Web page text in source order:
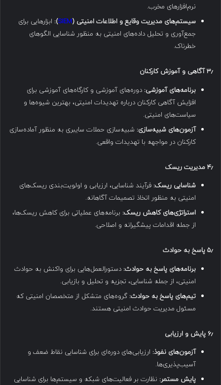
نرم‌افزارهای مخرب.
سیستم‌های مدیریت وقایع و اطلاعات امنیتی (SIEM
): ابزارهایی برای
جمع‌آوری و تحلیل داده‌های امنیتی به منظور شناسایی الگوهای
خطرناک.
۳٫ آگاهی و آموزش کارکنان
برنامه‌های آموزشی: دوره‌های آموزشی و کارگاه‌های آموزشی برای
افزایش آگاهی کارکنان درباره تهدیدات امنیتی، بهترین شیوه‌ها و
سیاست‌های امنیتی.
آزمون‌های شبیه‌سازی: شبیه‌سازی حملات سایبری به منظور آماده‌سازی
کارکنان در مواجهه با تهدیدات واقعی.
۴٫ مدیریت ریسک
شناسایی ریسک: فرآیند شناسایی، ارزیابی و اولویت‌بندی ریسک‌های
امنیتی به منظور اتخاذ تصمیمات آگاهانه.
استراتژی‌های کاهش ریسک: برنامه‌های عملیاتی برای کاهش ریسک‌ها،
از جمله اقدامات پیشگیرانه و اصلاحی.
۵٫ پاسخ به حوادث
برنامه‌های پاسخ به حوادث: دستورالعمل‌هایی برای واکنش به حوادث
امنیتی، از جمله شناسایی، تجزیه و تحلیل و بازیابی.
تیم‌های پاسخ به حوادث: گروه‌های متشکل از متخصصان امنیتی که
مسئول مدیریت حوادث امنیتی هستند.
۶٫ پایش و ارزیابی
آزمون‌های نفوذ: ارزیابی‌های دوره‌ای برای شناسایی نقاط ضعف و
آسیب‌پذیری‌ها.
پایش مستمر: نظارت بر فعالیت‌های شبکه و سیستم‌ها برای شناسایی